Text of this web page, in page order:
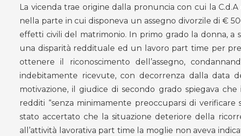
La vicenda trae origine dalla pronuncia con cui la
nella parte in cui disponeva un assegno divorzile di €
effetti civili del matrimonio. In primo grado la donna, a
una disparità reddituale ed un lavoro part time per
ottenere il riconoscimento dell’assegno,
indebitamente ricevute, con decorrenza dalla data
motivazione, il giudice di secondo grado spiegava
redditi “senza minimamente preoccuparsi di
stato accertato che la situazione deteriore della
all’attività lavorativa part time la moglie non aveva